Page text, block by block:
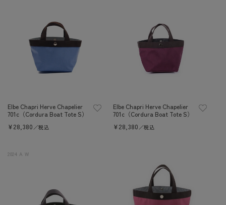
Elbe Chapri Herve Chapelier
701c（Cordura Boat Tote S）
定
¥28,380 ／税込
Elbe Chapri Herve Chapelier
701c（Cordura Boat Tote S）
定
¥28,380 ／税込
2024 A W